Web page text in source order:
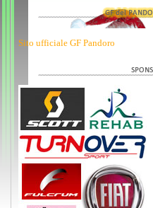
Sito ufficiale GF Pandoro